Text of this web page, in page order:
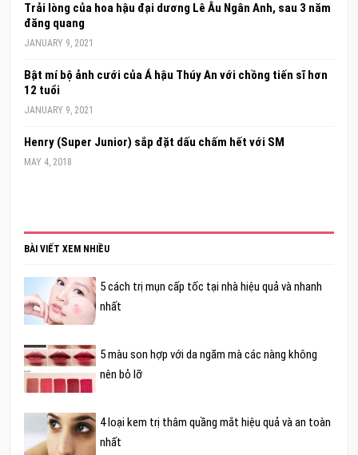
Trải lòng của hoa hậu đại dương Lê Âu Ngân Anh, sau 3 năm
đăng quang
JANUARY 9, 2021
Bật mí bộ ảnh cưới của Á hậu Thúy An với chồng tiến sĩ hơn
12 tuổi
JANUARY 9, 2021
Henry (Super Junior) sắp đặt dấu chấm hết với SM
MAY 4, 2018
BÀI VIẾT XEM NHIỀU
5 cách trị mụn cấp tốc tại nhà hiệu quả và nhanh
nhất
5 màu son hợp với da ngăm mà các nàng không
nên bỏ lỡ
4 loại kem trị thâm quầng mắt hiệu quả và an toàn
nhất